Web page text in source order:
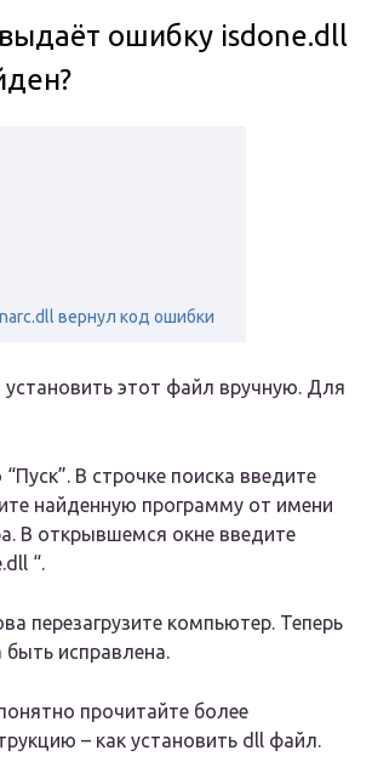
ошибку isdone.dll
вернул код ошибки
установить этот файл вручную. Для
В строчке поиска введите
найденную программу от имени
В открывшемся окне введите
“.
перезагрузите компьютер. Теперь
исправлена.
прочитайте более
– как установить dll файл.